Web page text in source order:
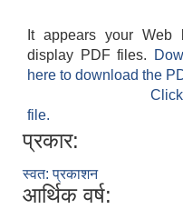
It appears your Web
display PDF files.
here to download the
file.
प्रकार:
स्वत: प्रकाशन
आर्थिक वर्ष: